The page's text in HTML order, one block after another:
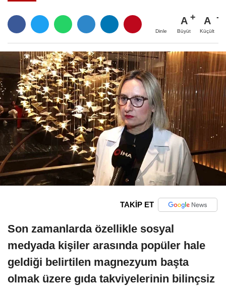
Dinle
A
Büyüt
A
Küçült
TAKİP ET
Son zamanlarda özellikle sosyal
medyada kişiler arasında popüler hale
geldiği belirtilen magnezyum başta
olmak üzere gıda takviyelerinin bilinçsiz